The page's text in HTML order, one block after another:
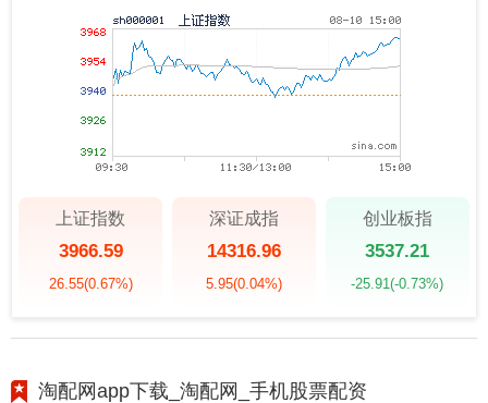
上证指数
3966.59
26.55(0.67%)
深证成指
14316.96
5.95(0.04%)
创业板指
3537.21
-25.91(-0.73%)
淘配网app下载_淘配网_手机股票配资